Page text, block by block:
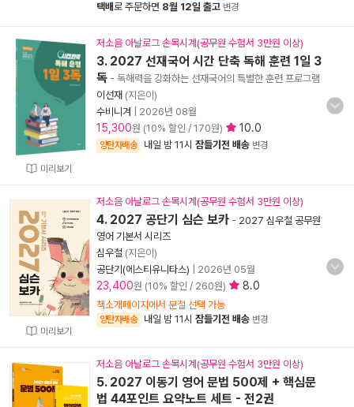
택배로 주문하면 8월 12일 출고 변경
미리보기
저소음 아날로그 손목시계(공무원 수험서 3만원 이상)
3. 2027 선재국어 시간 단축 독해 훈련 1일 3
독 - 독해력을 강화하는 선재국어의 특별한 훈련 프로그램
이선재 (지은이)
수비니겨
2026년 08월
15,300원 (10% 할인 / 170원) 10.0
양탄자배송 내일 밤 11시 잠들기전 배송 변경
미리보기
저소음 아날로그 손목시계(공무원 수험서 3만원 이상)
4. 2027 공단기 심슨 보카 - 2027 심우철 공무원
영어 기본서 시리즈
심우철 (지은이)
공단기(에스티유니타스)
2026년 05월
23,400원 (10% 할인 / 260원) 8.0
책소개페이지에서 분철 선택 가능
양탄자배송 내일 밤 11시 잠들기전 배송 변경
저소음 아날로그 손목시계(공무원 수험서 3만원 이상)
5. 2027 이동기 영어 문법 500제 + 핵심문
법 44포인트 요약노트 세트 - 전2권